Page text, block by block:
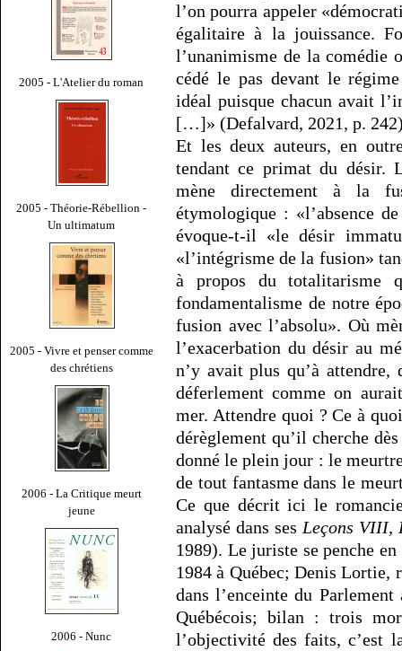
2005 - L'Atelier du roman
2005 - Théorie-Rébellion -
Un ultimatum
2005 - Vivre et penser comme
des chrétiens
2006 - La Critique meurt
jeune
2006 - Nunc
l’on pourra appeler
égalitaire à la jouissance.
l’unanimisme de la comédie
cédé le pas devant le
idéal puisque chacun avait
[…]» (Defalvard, 2021, p.
Et les deux auteurs, en
tendant ce primat du désir.
mène directement à la
étymologique : «l’absence
évoque-t-il «le désir
«l’intégrisme de la fusion»
à propos du totalitarisme
fondamentalisme de notre
fusion avec l’absolu». Où
l’exacerbation du désir au
n’y avait plus qu’à attendre,
déferlement comme on
mer. Attendre quoi ? Ce à
dérèglement qu’il cherche
donné le plein jour : le
de tout fantasme dans le
Ce que décrit ici le
analysé dans ses Leçons VIII,
1989). Le juriste se penche
1984 à Québec; Denis Lortie,
dans l’enceinte du
Québécois; bilan : trois
l’objectivité des faits, c’est